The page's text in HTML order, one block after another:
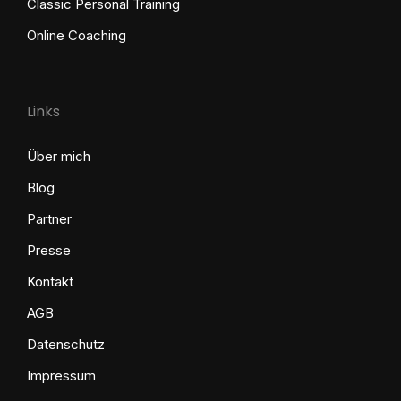
Classic Personal Training
Online Coaching
Links
Über mich
Blog
Partner
Presse
Kontakt
AGB
Datenschutz
Impressum